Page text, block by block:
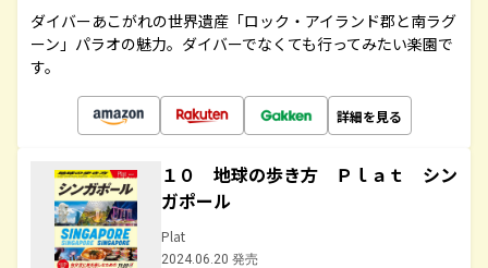
ダイバーあこがれの世界遺産「ロック・アイランド郡と南ラグ
ーン」パラオの魅力。ダイバーでなくても行ってみたい楽園で
す。
詳細を見る
１０ 地球の歩き方 Ｐｌａｔ シン
ガポール
Plat
2024.06.20 発売